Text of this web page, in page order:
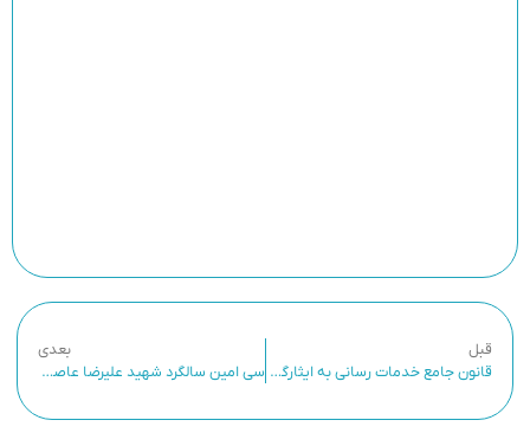
قبل
قانون جامع خدمات رسانی به ایثارگران
بعدی
سی امین سالگرد شهید علیرضا عاصمی در شهرستان کاشمر